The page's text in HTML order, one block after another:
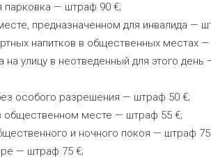
парковка — штраф 90 €;
предназначенном для инвалида —
напитков в общественных местах
на улицу в неотведенный для этого
особого разрешения — штраф 50 €;
общественном месте — штраф 55 €;
и ночного покоя — штраф
— штраф 75 €;